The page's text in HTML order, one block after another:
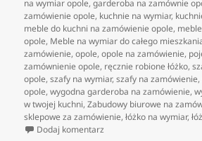
na wymiar opole,garderoba na zamównie
zamówienie opole, kuchnie na wymiar,
meble do kuchni na zamówienie opole,
opole, Meble na wymiar do całego
zamówienie,opole,opole na zamówienie,
zamównienie opole, ręcznie robione łóżko,
opole,szafy na wymiar,szafy na zamówienie,
opole,wygodna garderoba na zamówienie,
w twojej kuchni,Zabudowy biurowe na
sklepowe za zamówienie,łóżko na wymiar,
Dodaj komentarz